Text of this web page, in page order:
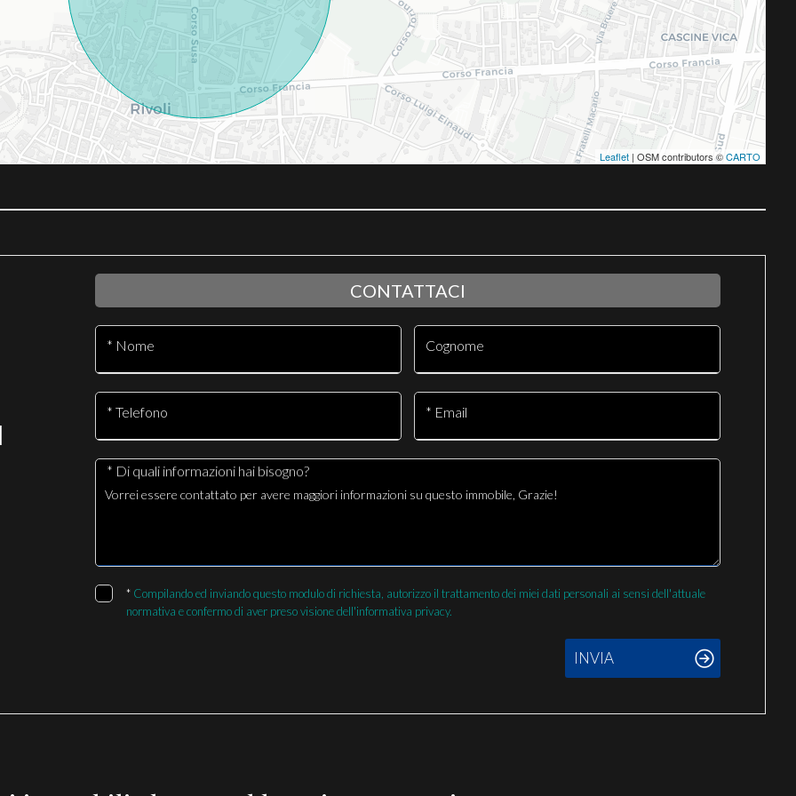
Leaflet | OSM contributors ©CARTO
CONTATTACI
* Nome Cognome
* Telefono * Email
* Di quali informazioni hai bisogno?
* Compilando ed inviando questo modulo di richiesta, autorizzo il trattamento dei miei dati personali ai sensi dell'attuale
normativa e confermo di aver preso visione dell'informativa privacy.
INVIA